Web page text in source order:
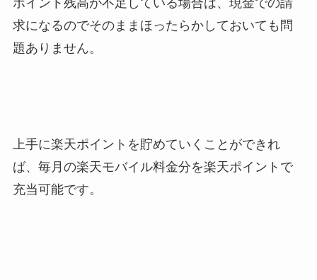
ポイント残高が不足している場合は、現金での請
求になるのでそのままほったらかしておいても問
題ありません。
上手に楽天ポイントを貯めていくことができれ
ば、毎月の楽天モバイル料金分を楽天ポイントで
充当可能です。